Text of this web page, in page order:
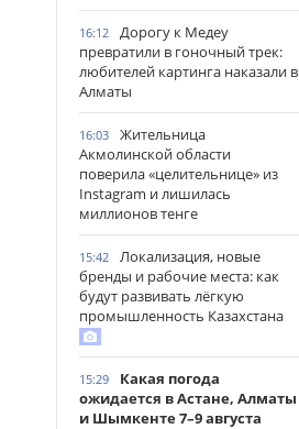
16:12
Дорогу к Медеу
превратили в гоночный трек:
любителей картинга наказали в
Алматы
16:03
Жительница
Акмолинской области
поверила «целительнице» из
Instagram и лишилась
миллионов тенге
15:42
Локализация, новые
бренды и рабочие места: как
будут развивать лёгкую
промышленность Казахстана
15:29
Какая погода
ожидается в Астане, Алматы
и Шымкенте 7–9 августа